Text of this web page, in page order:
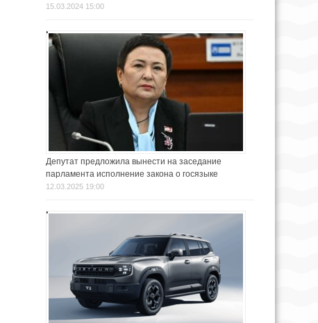
15.03.2024 15:00
Депутат предложила вынести на заседание
парламента исполнение закона о госязыке
12.03.2025 19:00